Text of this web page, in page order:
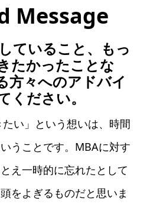
Message
ていること、もっ
たかったことな
方々へのアドバイ
ください。
い」という想いは、時間
うことです。MBAに対す
え一時的に忘れたとして
をよぎるものだと思いま